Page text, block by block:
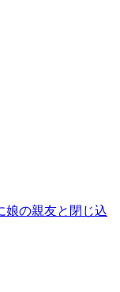
娘の親友と閉じ込